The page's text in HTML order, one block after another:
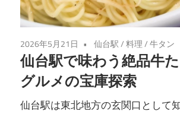
2026年5月21日 仙台駅/料理/牛タン
仙台駅で味わう絶品牛
グルメの宝庫探索
仙台駅は東北地方の玄関口として